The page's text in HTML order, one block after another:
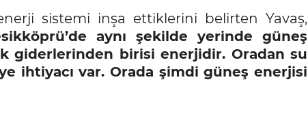
sistemi inşa ettiklerini belirten Yavaş,
aynı şekilde yerinde güneş
giderlerinden birisi enerjidir. Oradan su
ihtiyacı var. Orada şimdi güneş enerjisi